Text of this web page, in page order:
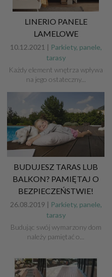
LINERIO PANELE
LAMELOWE
10.12.2021 | Parkiety, panele,
tarasy
Każdy element wnętrza wpływa
na jego ostateczny...
BUDUJESZ TARAS LUB
BALKON? PAMIĘTAJ O
BEZPIECZEŃSTWIE!
26.08.2019 | Parkiety, panele,
tarasy
Budując swój wymarzony dom
należy pamiętać o...